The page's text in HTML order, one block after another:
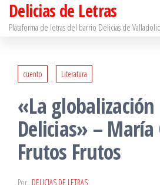
SaltarDelicias de Letras
Plataforma de letras del barrio Delicias de Valladolid
cuento Literatura
«La
Delicias» – María
Frutos Frutos
Por DELICIAS DE LETRAS